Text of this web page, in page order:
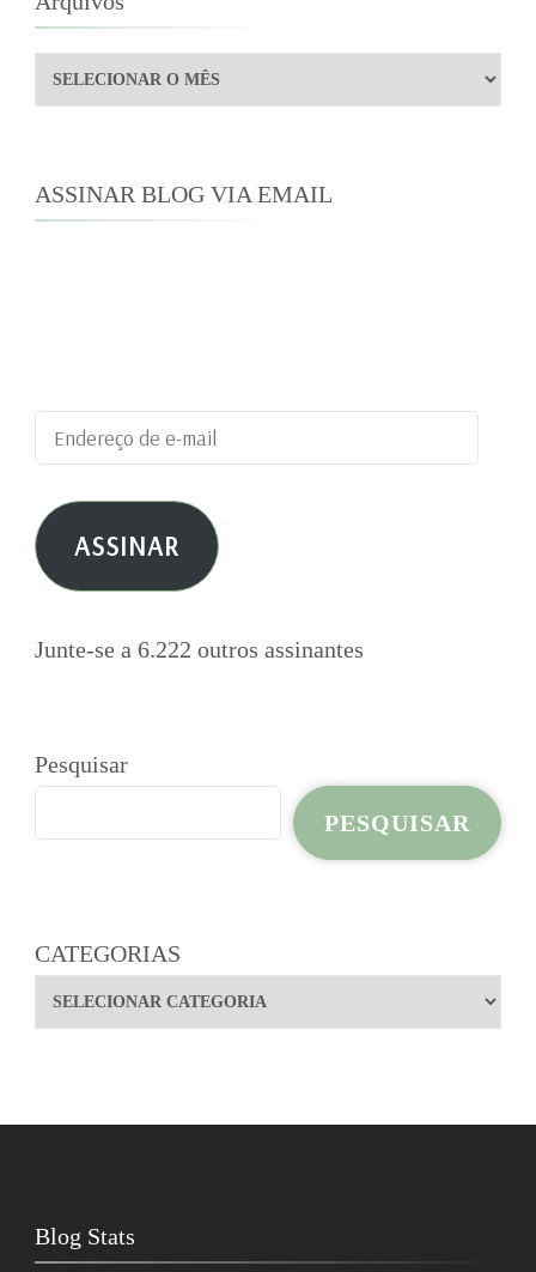
Arquivos
ASSINAR BLOG VIA EMAIL
Endereço
de
e-
mail ASSINAR
Junte-se a 6.222 outros assinantes
Pesquisar
PESQUISAR
CATEGORIAS
Blog Stats